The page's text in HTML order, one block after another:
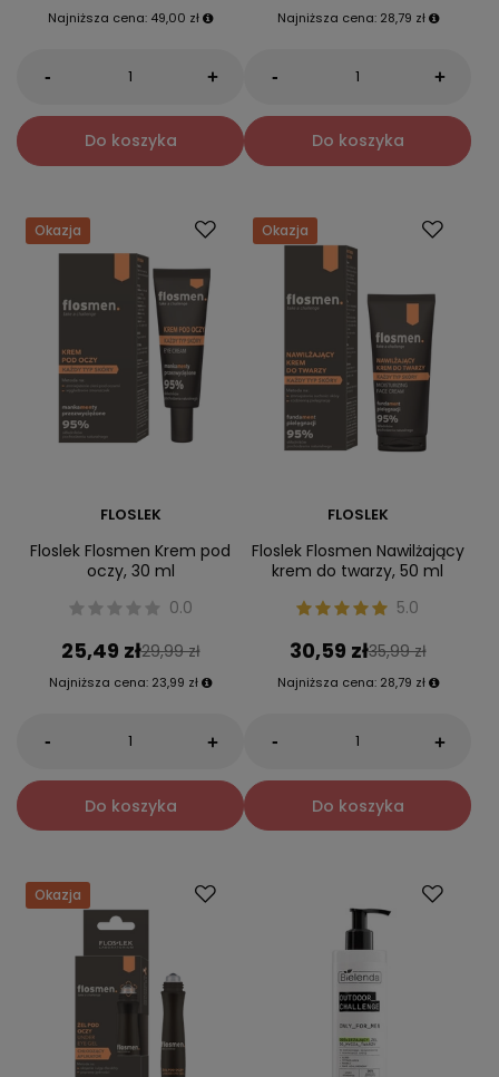
Najniższa cena: 49,00 zł
- +
Do koszyka
Najniższa cena: 28,79 zł
- +
Do koszyka
Okazja
FLOSLEK
Floslek Flosmen Krem pod
oczy, 30 ml
0.0
25,49 zł29,99 zł
Najniższa cena: 23,99 zł
- +
Do koszyka
Okazja
FLOSLEK
Floslek Flosmen Nawilżający
krem do twarzy, 50 ml
5.0
30,59 zł35,99 zł
Najniższa cena: 28,79 zł
- +
Do koszyka
Okazja